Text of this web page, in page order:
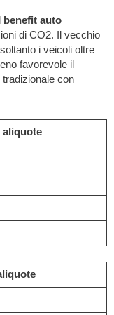
benefit auto
di CO2. Il vecchio
i veicoli oltre
favorevole il
con
aliquote